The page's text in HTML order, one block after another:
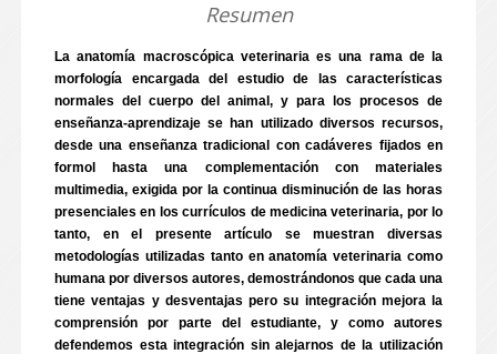
Resumen
La anatomía macroscópica veterinaria es una rama de la
morfología encargada del estudio de las características
normales del cuerpo del animal, y para los procesos de
enseñanza-aprendizaje se han utilizado diversos recursos,
desde una enseñanza tradicional con cadáveres fijados en
formol hasta una complementación con materiales
multimedia, exigida por la continua disminución de las horas
presenciales en los currículos de medicina veterinaria, por lo
tanto, en el presente artículo se muestran diversas
metodologías utilizadas tanto en anatomía veterinaria como
humana por diversos autores, demostrándonos que cada una
tiene ventajas y desventajas pero su integración mejora la
comprensión por parte del estudiante, y como autores
defendemos esta integración sin alejarnos de la utilización